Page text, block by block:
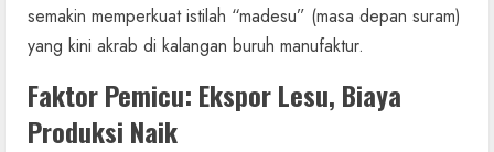
semakin memperkuat istilah “madesu” (masa depan suram)
yang kini akrab di kalangan buruh manufaktur.
Faktor Pemicu: Ekspor Lesu, Biaya
Produksi Naik